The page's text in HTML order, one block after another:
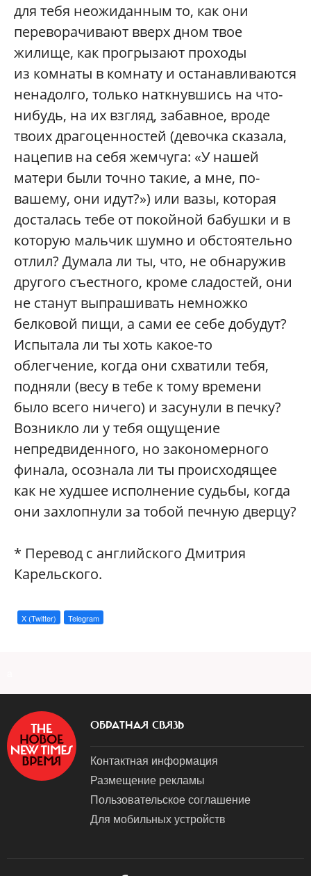
для тебя неожиданным то, как они
переворачивают вверх дном твое
жилище, как прогрызают проходы
из комнаты в комнату и останавливаются
ненадолго, только наткнувшись на что-
нибудь, на их взгляд, забавное, вроде
твоих драгоценностей (девочка сказала,
нацепив на себя жемчуга: «У нашей
матери были точно такие, а мне, по-
вашему, они идут?») или вазы, которая
досталась тебе от покойной бабушки и в
которую мальчик шумно и обстоятельно
отлил? Думала ли ты, что, не обнаружив
другого съестного, кроме сладостей, они
не станут выпрашивать немножко
белковой пищи, а сами ее себе добудут?
Испытала ли ты хоть какое-то
облегчение, когда они схватили тебя,
подняли (весу в тебе к тому времени
было всего ничего) и засунули в печку?
Возникло ли у тебя ощущение
непредвиденного, но закономерного
финала, осознала ли ты происходящее
как не худшее исполнение судьбы, когда
они захлопнули за тобой печную дверцу?
* Перевод с английского Дмитрия
Карельского.
X (Twitter) Telegram
ОБРАТНАЯ СВЯЗЬ
Контактная информация
Размещение рекламы
Пользовательское соглашение
Для мобильных устройств